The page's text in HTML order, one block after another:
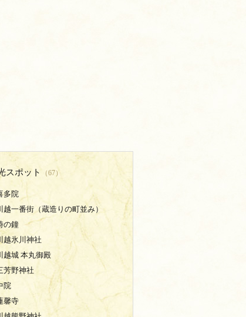
スポット （67）
多院
越一番街（蔵造りの町並み）
の鐘
越氷川神社
越城 本丸御殿
芳野神社
院
馨寺